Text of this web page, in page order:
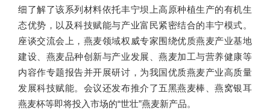
细了解了该系列材料依托丰宁坝上高原种植生产的有机生
态优势，以及科技赋能与产业富民紧密结合的丰宁模式。
座谈交流会上，燕麦领域权威专家围绕优质燕麦产业基地
建设、燕麦品种创新与产业发展、燕麦加工与营养健康等
内容作专题报告并开展研讨，为我国优质燕麦产业高质量
发展科技赋能。会议还发布推介了五黑燕麦棒、燕窝银耳
燕麦杯等即将投入市场的“世壮”燕麦新产品。